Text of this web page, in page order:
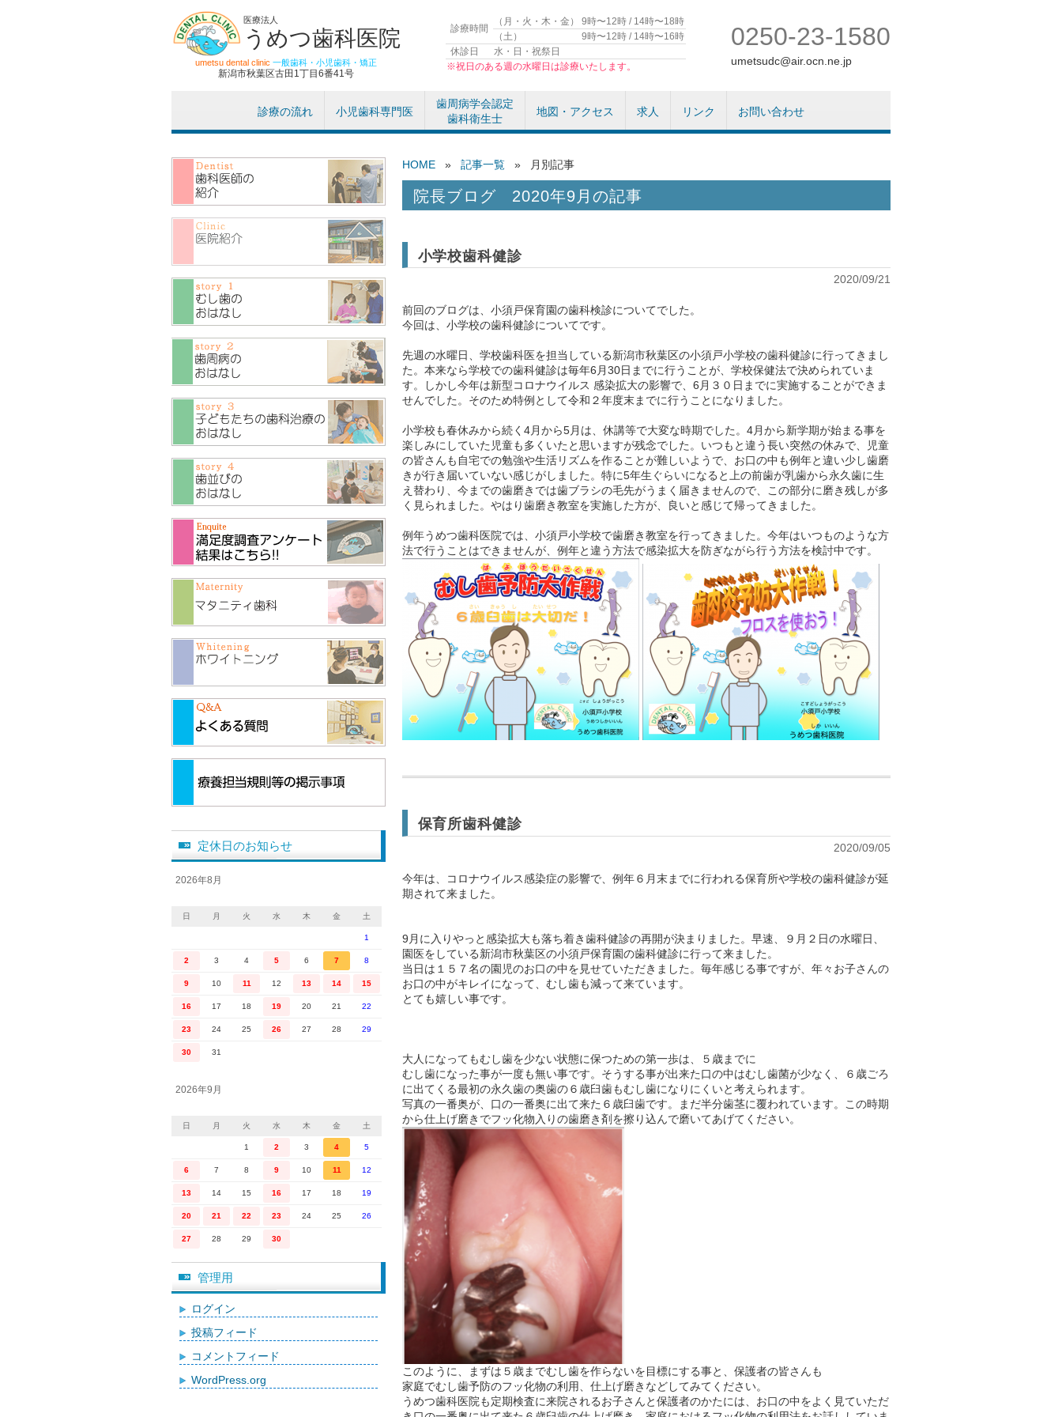
医療法人
うめつ歯科医院
umetsu dental clinic 一般歯科・小児歯科・矯正
新潟市秋葉区古田1丁目6番41号
診療時間
（月・火・木・金）
9時〜12時 / 14時〜18時
（土）
9時〜12時 / 14時〜16時
休診日
水・日・祝祭日
※祝日のある週の水曜日は診療いたします。
0250-23-1580
umetsudc@air.ocn.ne.jp
診療の流れ 小児歯科専門医
歯周病学会認定
歯科衛生士
地図・アクセス 求人 リンク お問い合わせ
HOME » 記事一覧 » 月別記事
2020年9月の記事
小学校歯科健診
2020/09/21
前回のブログは、小須戸保育園の歯科検診についてでした。
今回は、小学校の歯科健診についてです。
先週の水曜日、学校歯科医を担当している新潟市秋葉区の小須戸小学校の歯科健診に行ってきまし
た。本来なら学校での歯科健診は毎年6月30日までに行うことが、学校保健法で決められていま
す。しかし今年は新型コロナウイルス 感染拡大の影響で、6月３０日までに実施することができま
せんでした。そのため特例として令和２年度末までに行うことになりました。
小学校も春休みから続く4月から5月は、休講等で大変な時期でした。4月から新学期が始まる事を
楽しみにしていた児童も多くいたと思いますが残念でした。いつもと違う長い突然の休みで、児童
の皆さんも自宅での勉強や生活リズムを作ることが難しいようで、お口の中も例年と違い少し歯磨
きが行き届いていない感じがしました。特に5年生ぐらいになると上の前歯が乳歯から永久歯に生
え替わり、今までの歯磨きでは歯ブラシの毛先がうまく届きませんので、この部分に磨き残しが多
く見られました。やはり歯磨き教室を実施した方が、良いと感じて帰ってきました。
例年うめつ歯科医院では、小須戸小学校で歯磨き教室を行ってきました。今年はいつものような方
法で行うことはできませんが、例年と違う方法で感染拡大を防ぎながら行う方法を検討中です。
保育所歯科健診
2020/09/05
今年は、コロナウイルス感染症の影響で、例年６月末までに行われる保育所や学校の歯科健診が延
期されて来ました。
9月に入りやっと感染拡大も落ち着き歯科健診の再開が決まりました。早速、９月２日の水曜日、
園医をしている新潟市秋葉区の小須戸保育園の歯科健診に行って来ました。
当日は１５７名の園児のお口の中を見せていただきました。毎年感じる事ですが、年々お子さんの
お口の中がキレイになって、むし歯も減って来ています。
とても嬉しい事です。
大人になってもむし歯を少ない状態に保つための第一歩は、５歳までに
むし歯になった事が一度も無い事です。そうする事が出来た口の中はむし歯菌が少なく、６歳ごろ
に出てくる最初の永久歯の奥歯の６歳臼歯もむし歯になりにくいと考えられます。
写真の一番奥が、口の一番奥に出て来た６歳臼歯です。まだ半分歯茎に覆われています。この時期
から仕上げ磨きでフッ化物入りの歯磨き剤を擦り込んで磨いてあげてください。
このように、まずは５歳までむし歯を作らないを目標にする事と、保護者の皆さんも
家庭でむし歯予防のフッ化物の利用、仕上げ磨きなどしてみてください。
うめつ歯科医院も定期検査に来院されるお子さんと保護者のかたには、お口の中をよく見ていただ
定休日のお知らせ
2026年8月
日 月 火 水 木 金 土
1
2 3 4 5 6 7 8
9 10 11 12 13 14 15
16 17 18 19 20 21 22
23 24 25 26 27 28 29
30 31
2026年9月
日 月 火 水 木 金 土
1 2 3 4 5
6 7 8 9 10 11 12
13 14 15 16 17 18 19
20 21 22 23 24 25 26
27 28 29 30
管理用
ログイン
投稿フィード
コメントフィード
WordPress.org